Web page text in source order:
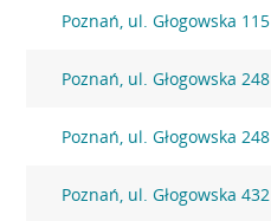
Poznań, ul. Głogowska 115
Poznań, ul. Głogowska 248
Poznań, ul. Głogowska 248
Poznań, ul. Głogowska 432